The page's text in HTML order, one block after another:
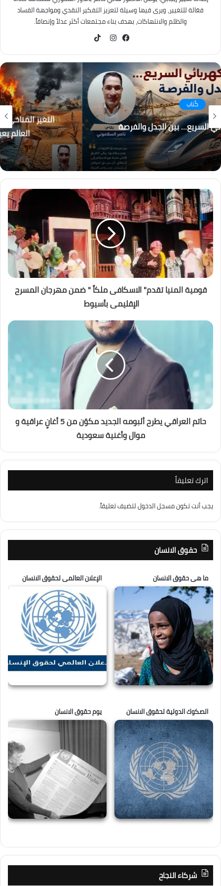
فعّالة للتغيير، ويرى فيها وسيلة لتعزيز التفكير النقدي ومواجهة الفساد
والظلم والانتهاكات، بهدف بناء مجتمعات أكثر عدلاً وإنصافاً.
كُتاب
التغير المناخي… من التحذير إلى الاحتراق ، هل أصبح
العالم يعيش عصر الكوارث المناخية؟
قومية المنيا تقدم" الاسكافى ملكاً " ضمن مهرجان المسرح
الإقليمى بأسيوط
حاتم العراقي يطرح ألبومه الجديد مكوّن من 5 أغانٍ عراقية و
موال وأغنية سعودية
اترك تعليقاً
يجب أنت تكونمسجل الدخوللتضيف تعليقاً.
حقوق الانسان
ما هى حقوق الانسان الإعلان العالمى لحقوق الانسان
الصكوك الدولية لحقوق الانسان يوم حقوق الانسان
شركاء النجاح